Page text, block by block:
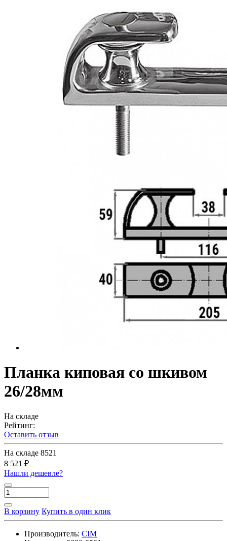
Планка киповая со шкивом
26/28мм
На складе
Рейтинг:
Оставить отзыв
На складе 8521
8 521 ₽
Нашли дешевле?
В корзину Купить в один клик
Производитель: CIM